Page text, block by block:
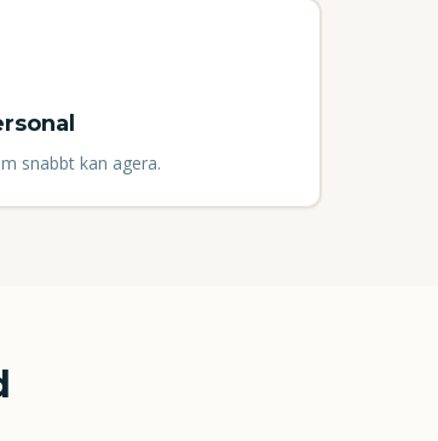
snabbt kan agera.